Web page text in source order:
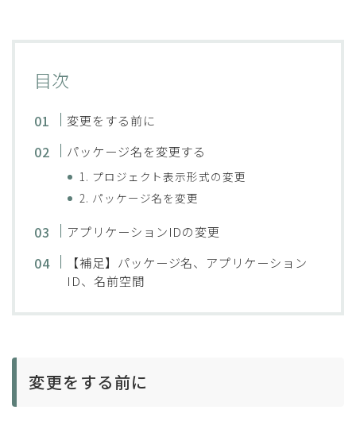
目次
変更をする前に
パッケージ名を変更する
1. プロジェクト表示形式の変更
2. パッケージ名を変更
アプリケーションIDの変更
【補足】パッケージ名、アプリケーション
ID、名前空間
変更をする前に